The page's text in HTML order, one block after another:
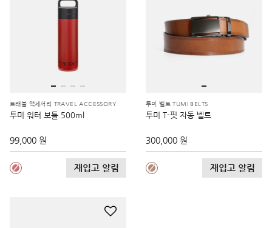
트래블 액세서리 TRAVEL ACCESSORY
투미 워터 보틀 500ml
99,000 원
재입고 알림
투미 벨트 TUMI BELTS
투미 T-핏 자동 벨트
300,000 원
재입고 알림